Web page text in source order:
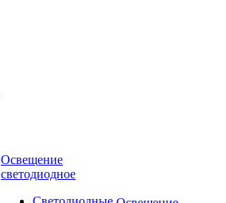
Освещение
светодиодное